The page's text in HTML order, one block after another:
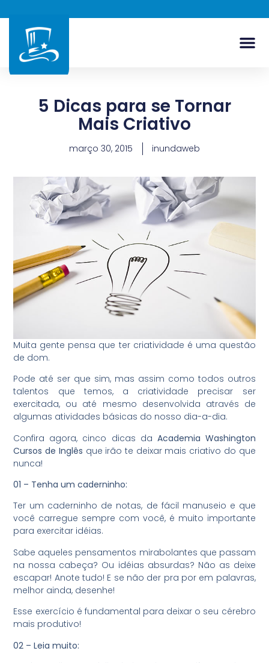
5 Dicas para se Tornar
Mais Criativo
março 30, 2015 inundaweb
Muita gente pensa que ter criatividade é uma questão
de dom.
Pode até ser que sim, mas assim como todos outros
talentos que temos, a criatividade precisar ser
exercitada, ou até mesmo desenvolvida através de
algumas atividades básicas do nosso dia-a-dia.
Confira agora, cinco dicas da Academia Washington
Cursos de Inglês que irão te deixar mais criativo do que
nunca!
01 – Tenha um caderninho:
Ter um caderninho de notas, de fácil manuseio e que
você carregue sempre com você, é muito importante
para exercitar idéias.
Sabe aqueles pensamentos mirabolantes que passam
na nossa cabeça? Ou idéias absurdas? Não as deixe
escapar! Anote tudo! E se não der pra por em palavras,
melhor ainda, desenhe!
Esse exercício é fundamental para deixar o seu cérebro
mais produtivo!
02 – Leia muito: